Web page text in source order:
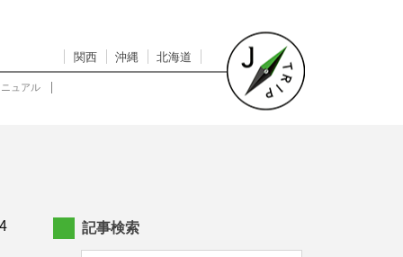
関西 沖縄 北海道
ュアル
記事検索